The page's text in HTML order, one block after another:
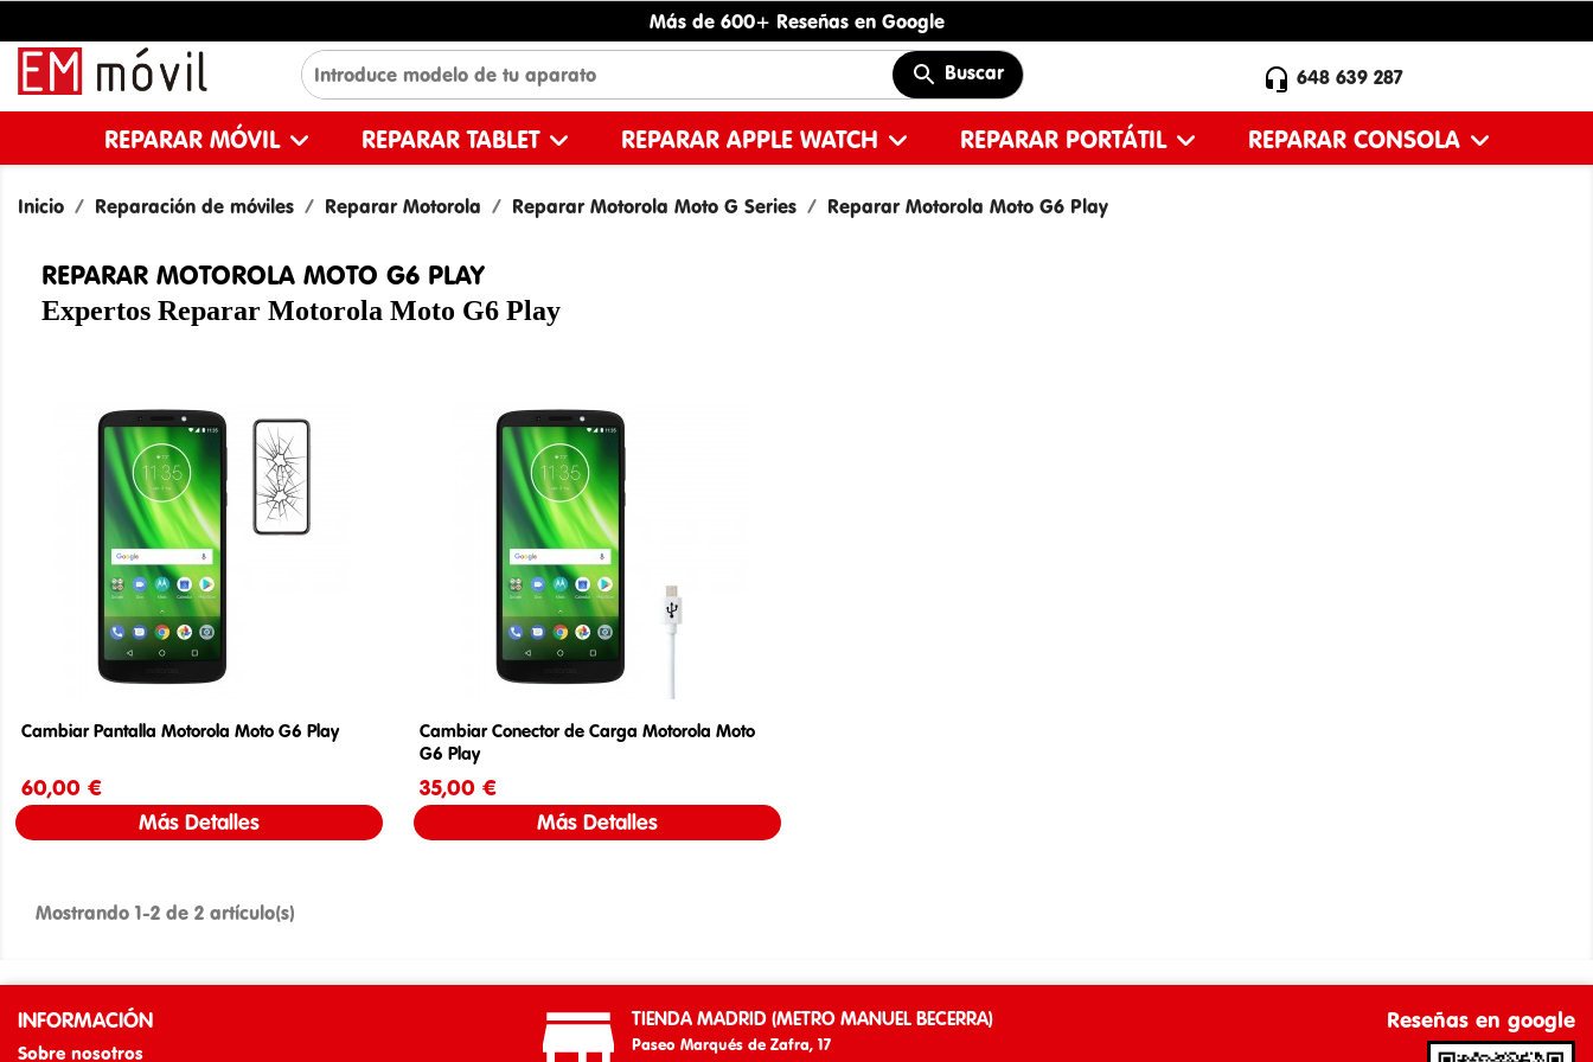
Más de 600+ Reseñas en Google
Buscar  648 639 287
REPARAR MÓVIL REPARAR TABLET REPARAR APPLE WATCH REPARAR PORTÁTIL REPARAR CONSOLA
Inicio Reparación de móviles Reparar Motorola Reparar Motorola Moto G Series Reparar Motorola Moto G6 Play
REPARAR MOTOROLA MOTO G6 PLAY
Expertos Reparar Motorola Moto G6 Play
Cambiar Pantalla Motorola Moto G6 Play
60,00 €
Más Detalles
Cambiar Conector de Carga Motorola Moto
G6 Play
35,00 €
Más Detalles
Mostrando 1-2 de 2 artículo(s)
INFORMACIÓN
Sobre nosotros
TIENDA MADRID (METRO MANUEL BECERRA)
Paseo Marqués de Zafra, 17
Reseñas en google